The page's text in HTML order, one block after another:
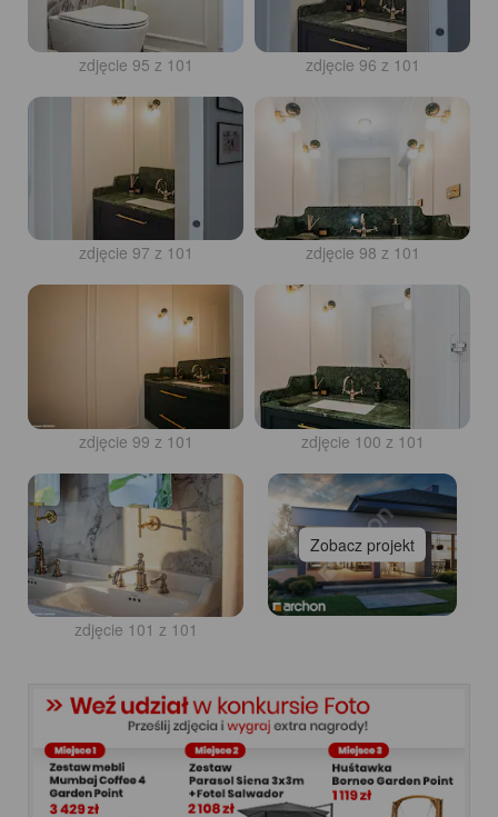
zdjęcie 95 z 101 zdjęcie 96 z 101
zdjęcie 97 z 101 zdjęcie 98 z 101
zdjęcie 99 z 101 zdjęcie 100 z 101
zdjęcie 101 z 101
Zobacz projekt